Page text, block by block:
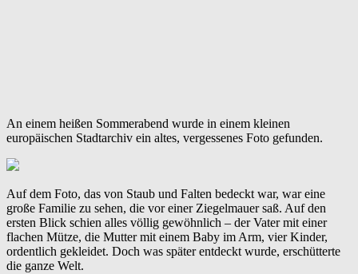
An einem heißen Sommerabend wurde in einem kleinen
europäischen Stadtarchiv ein altes, vergessenes Foto gefunden.
Auf dem Foto, das von Staub und Falten bedeckt war, war eine
große Familie zu sehen, die vor einer Ziegelmauer saß. Auf den
ersten Blick schien alles völlig gewöhnlich – der Vater mit einer
flachen Mütze, die Mutter mit einem Baby im Arm, vier Kinder,
ordentlich gekleidet. Doch was später entdeckt wurde, erschütterte
die ganze Welt.